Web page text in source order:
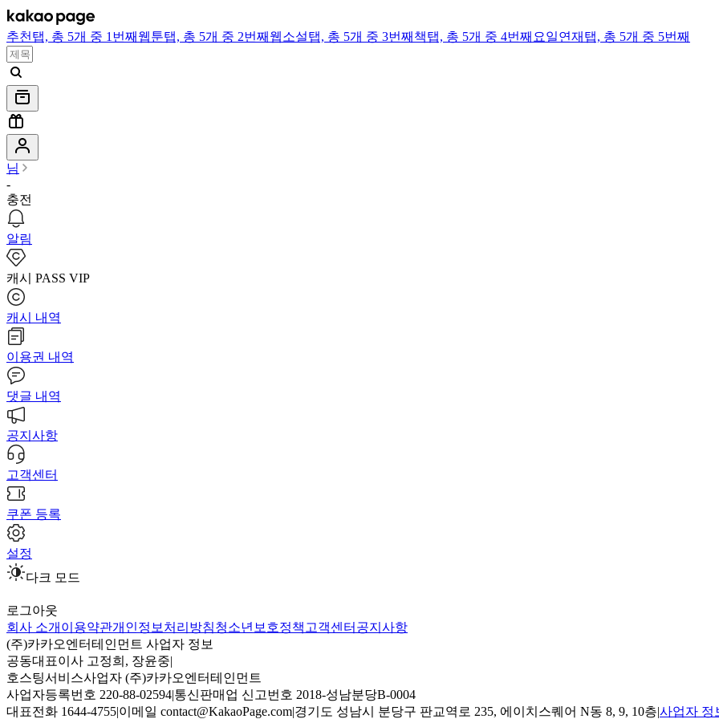
추천 탭, 총 5개 중 1번째 웹툰탭, 총 5개 중 2번째 웹소설탭, 총 5개 중 3번째 책탭, 총 5개 중 4번째 요일연재 탭, 총 5개 중 5번째
님
-
충전
알림
캐시 PASS VIP
캐시 내역
이용권 내역
댓글 내역
공지사항
고객센터
쿠폰 등록
설정
다크 모드
로그아웃
회사 소개 이용약관개인정보처리방침청소년보호정책 고객센터 공지사항
(주)카카오엔터테인먼트 사업자 정보
공동대표이사 고정희, 장윤중|
호스팅서비스사업자 (주)카카오엔터테인먼트
사업자등록번호 220-88-02594|통신판매업 신고번호 2018-성남분당B-0004
대표전화 1644-4755|이메일 contact@KakaoPage.com|경기도 성남시 분당구 판교역로 235, 에이치스퀘어 N동 8, 9, 10층|사업자 정